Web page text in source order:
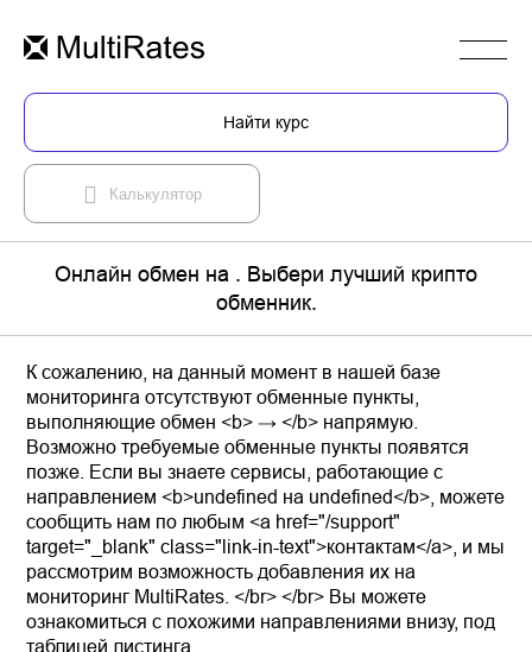
Найти курс
Калькулятор
Онлайн обмен на . Выбери лучший крипто
обменник.
К сожалению, на данный момент в нашей базе
мониторинга отсутствуют обменные пункты,
выполняющие обмен <b> → </b> напрямую.
Возможно требуемые обменные пункты появятся
позже. Если вы знаете сервисы, работающие с
направлением <b>undefined на undefined</b>, можете
сообщить нам по любым <a href="/support"
target="_blank" class="link-in-text">контактам</a>, и мы
рассмотрим возможность добавления их на
мониторинг MultiRates. </br> </br> Вы можете
ознакомиться с похожими направлениями внизу, под
таблицей листинга.